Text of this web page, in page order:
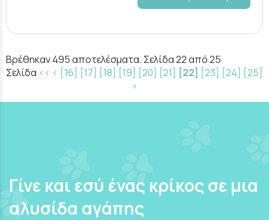
Βρέθηκαν 495 αποτελέσματα. Σελίδα 22 από 25
Σελίδα << < [16] [17] [18] [19] [20] [21] [22] [23] [24] [25]
>
Γίνε και εσύ ένας κρίκος σε μια
αλυσίδα αγάπης